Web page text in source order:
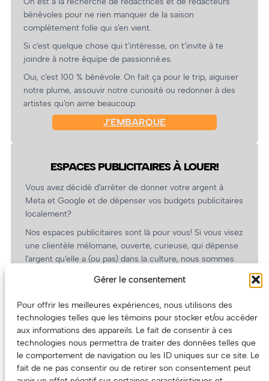
Gérer le consentement
Pour offrir les meilleures expériences, nous utilisons des
technologies telles que les témoins pour stocker et/ou accéder
aux informations des appareils. Le fait de consentir à ces
technologies nous permettra de traiter des données telles que
le comportement de navigation ou les ID uniques sur ce site. Le
fait de ne pas consentir ou de retirer son consentement peut
bénévoles pour ne rien manquer de la saison
complètement folle qui s’en vient.
Si c’est quelque chose qui t’intéresse, on t’invite à te
joindre à notre équipe de passionné.es.
Oui, c’est 100 % bénévole. On fait ça pour le trip, aiguiser
notre plume, assouvir notre curiosité ou redonner à des
artistes qu’on aime beaucoup.
J’EMBARQUE
ESPACES PUBLICITAIRES À LOUER!
Vous avez décidé d’arrêter de donner votre argent à
Meta et Google et de dépenser vos budgets publicitaires
localement?
Nos espaces publicitaires sont là pour vous! Si vous visez
une clientèle mélomane, ouverte, curieuse, qui dépense
l’argent qu’elle a (ou pas) dans la culture, nous sommes
revient.
(Oui, on va avoir des tarifs spéciaux pour vous, les
artistes!)